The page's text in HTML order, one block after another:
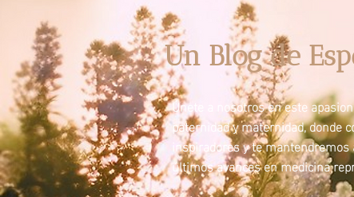
Un Blog de
Únete a nosotros en este
paternidad y maternidad,
inspiradores y te
últimos avances en medicina